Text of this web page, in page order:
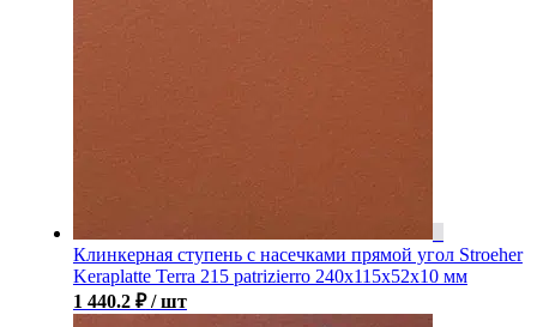
Клинкерная ступень с насечками прямой угол Stroeher
Keraplatte Terra 215 patrizierro 240х115х52х10 мм
1 440.2 ₽ / шт